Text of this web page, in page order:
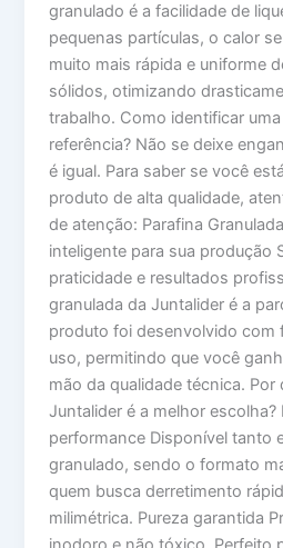
granulado é a facilidade de
pequenas partículas, o calor
muito mais rápida e uniforme
sólidos, otimizando
trabalho. Como identificar
referência? Não se deixe
é igual. Para saber se você
produto de alta qualidade,
de atenção: Parafina
inteligente para sua produção
praticidade e resultados
granulada da Juntalider é a
produto foi desenvolvido com
uso, permitindo que você
mão da qualidade técnica. Por
Juntalider é a melhor escolha?
performance Disponível tanto
granulado, sendo o formato
quem busca derretimento
milimétrica. Pureza garantida